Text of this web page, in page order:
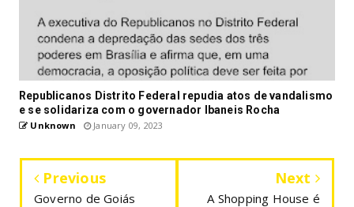
Republicanos Distrito Federal repudia atos de vandalismo
e se solidariza com o governador Ibaneis Rocha
Unknown January 09, 2023
Previous
Governo de Goiás
Next
A Shopping House é